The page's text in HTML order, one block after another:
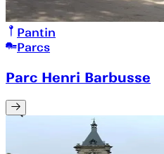
Pantin
Parcs
Parc Henri Barbusse